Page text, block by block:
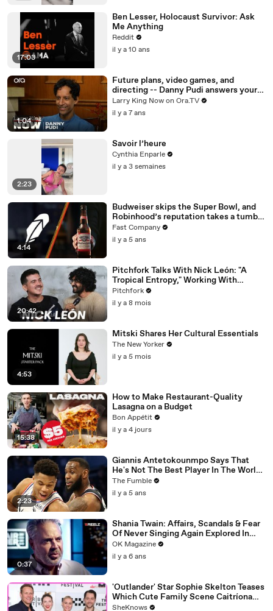
17:03
Ben Lesser, Holocaust Survivor: Ask
Me Anything
Reddit
il y a 10 ans
1:04
Future plans, video games, and
directing -- Danny Pudi answers your
social media questions
Larry King Now on Ora.TV
il y a 7 ans
2:23
Savoir l’heure
Cynthia Enparle
il y a 3 semaines
4:14
Budweiser skips the Super Bowl, and
Robinhood’s reputation takes a tumble
—brand hit and miss of the week
Fast Company
il y a 5 ans
20:42
Pitchfork Talks With Nick León: "A
Tropical Entropy," Working With
Rosalía & Going Solo
Pitchfork
il y a 8 mois
4:53
Mitski Shares Her Cultural Essentials
The New Yorker
il y a 5 mois
15:38
How to Make Restaurant-Quality
Lasagna on a Budget
Bon Appétit
il y a 4 jours
2:23
Giannis Antetokounmpo Says That
He's Not The Best Player In The World,
LeBron James Is
The Fumble
il y a 5 ans
0:37
Shania Twain: Affairs, Scandals & Fear
Of Never Singing Again Explored In
REELZ Doc: Watch
OK Magazine
il y a 6 ans
'Outlander' Star Sophie Skelton Teases
Which Cute Family Scene Caitríona
Balfe Directed & Gives the Ultimate
SheKnows